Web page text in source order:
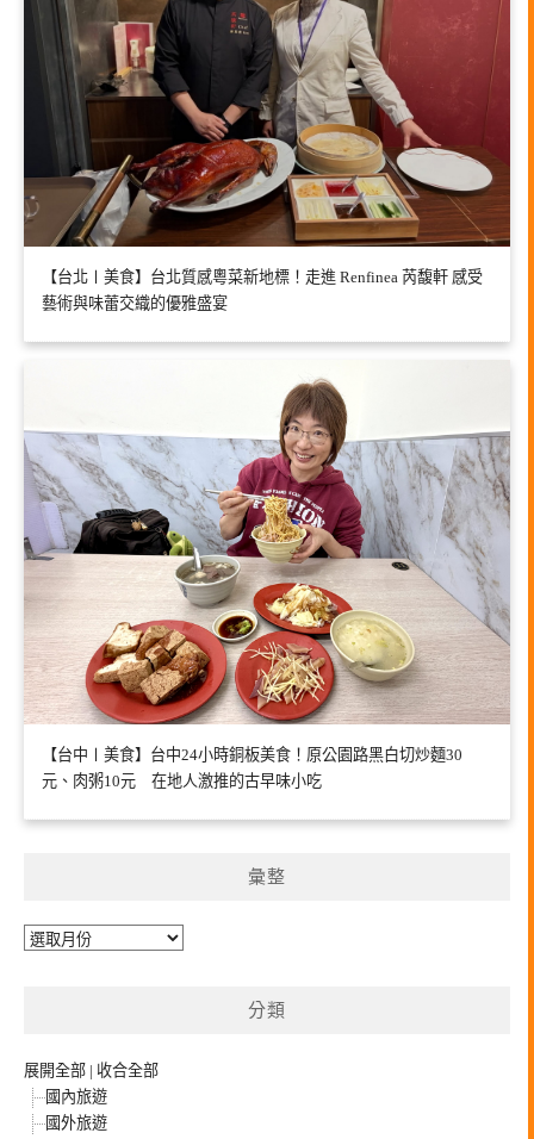
【台北〡美食】台北質感粵菜新地標！走進 Renfinea 芮馥軒 感受
藝術與味蕾交織的優雅盛宴
【台中〡美食】台中24小時銅板美食！原公園路黑白切炒麵30
元、肉粥10元 在地人激推的古早味小吃
彙整
彙
分類
展開全部 | 收合全部
國內旅遊
國外旅遊